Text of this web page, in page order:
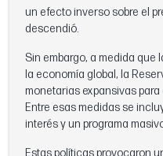
un efecto inverso sobre el
descendió.
Sin embargo, a medida
la economía global, la
monetarias expansivas
Entre esas medidas se
interés y un programa
Estas políticas provocaron